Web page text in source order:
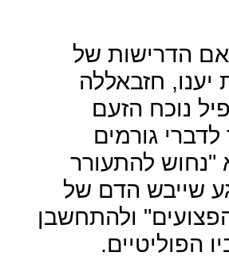
הדרישות של
יענו, חזבאללה
נוכח הזעם
גורמים
"נחוש להתעורר
שייבש הדם של
ולהתחשבן
הפוליטיים.